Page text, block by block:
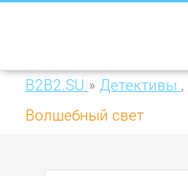
B2B2.SU » Детективы ,
Волшебный свет